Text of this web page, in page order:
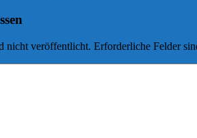
nicht veröffentlicht. Erforderliche Felder